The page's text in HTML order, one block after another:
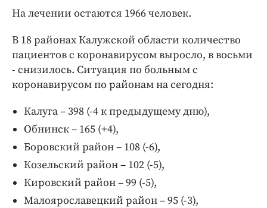
На лечении остаются 1966 человек.
В 18 районах Калужской области количество
пациентов с коронавирусом выросло, в восьми
- снизилось. Ситуация по больным с
коронавирусом по районам на сегодня:
Калуга – 398 (-4 к предыдущему дню),
Обнинск – 165 (+4),
Боровский район – 108 (-6),
Козельский район – 102 (-5),
Кировский район – 99 (-5),
Малоярославецкий район – 95 (-3),